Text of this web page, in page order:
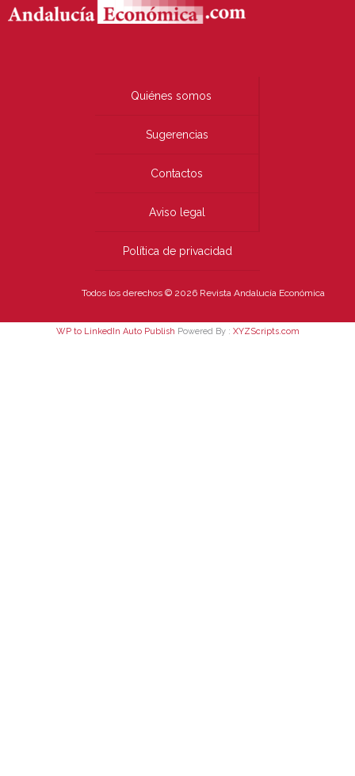
Quiénes somos
Sugerencias
Contactos
Aviso legal
Política de privacidad
Todos los derechos © 2026 Revista Andalucía Económica
WP to LinkedIn Auto Publish Powered By : XYZScripts.com